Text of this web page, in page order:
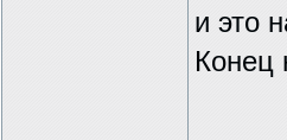
и это
Конец